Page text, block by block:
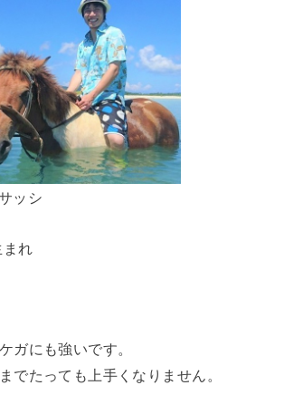
ッシ
れ
ガにも強いです。
でたっても上手くなりません。